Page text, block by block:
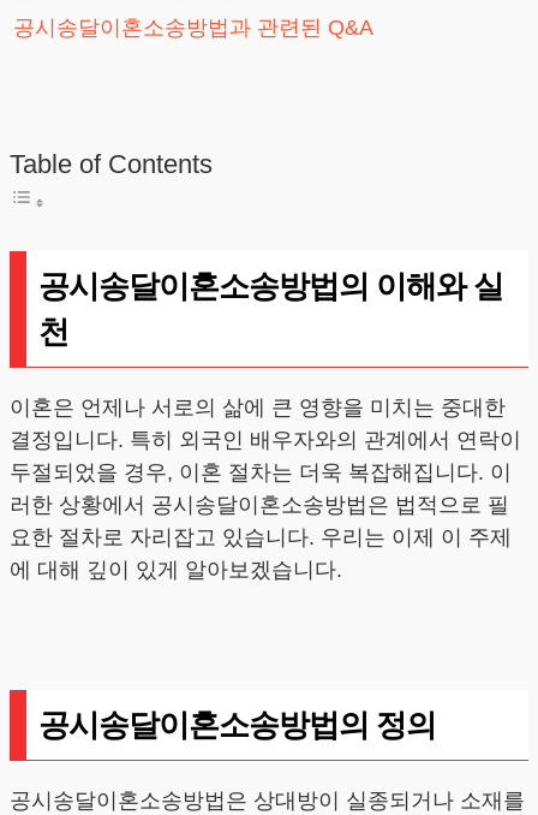
공시송달이혼소송방법과 관련된 Q&A
Table of Contents
공시송달이혼소송방법의 이해와 실
천
이혼은 언제나 서로의 삶에 큰 영향을 미치는 중대한
결정입니다. 특히 외국인 배우자와의 관계에서 연락이
두절되었을 경우, 이혼 절차는 더욱 복잡해집니다. 이
러한 상황에서 공시송달이혼소송방법은 법적으로 필
요한 절차로 자리잡고 있습니다. 우리는 이제 이 주제
에 대해 깊이 있게 알아보겠습니다.
공시송달이혼소송방법의 정의
공시송달이혼소송방법은 상대방이 실종되거나 소재를